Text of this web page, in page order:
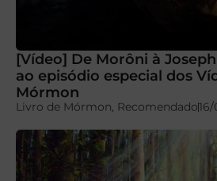
[Vídeo] De Morôni à
ao episódio especial dos
Mórmon
Livro de Mórmon, Recomendado